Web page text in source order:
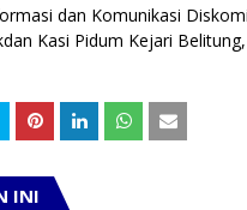
dan Komunikasi
Kasi Pidum Kejari
INI